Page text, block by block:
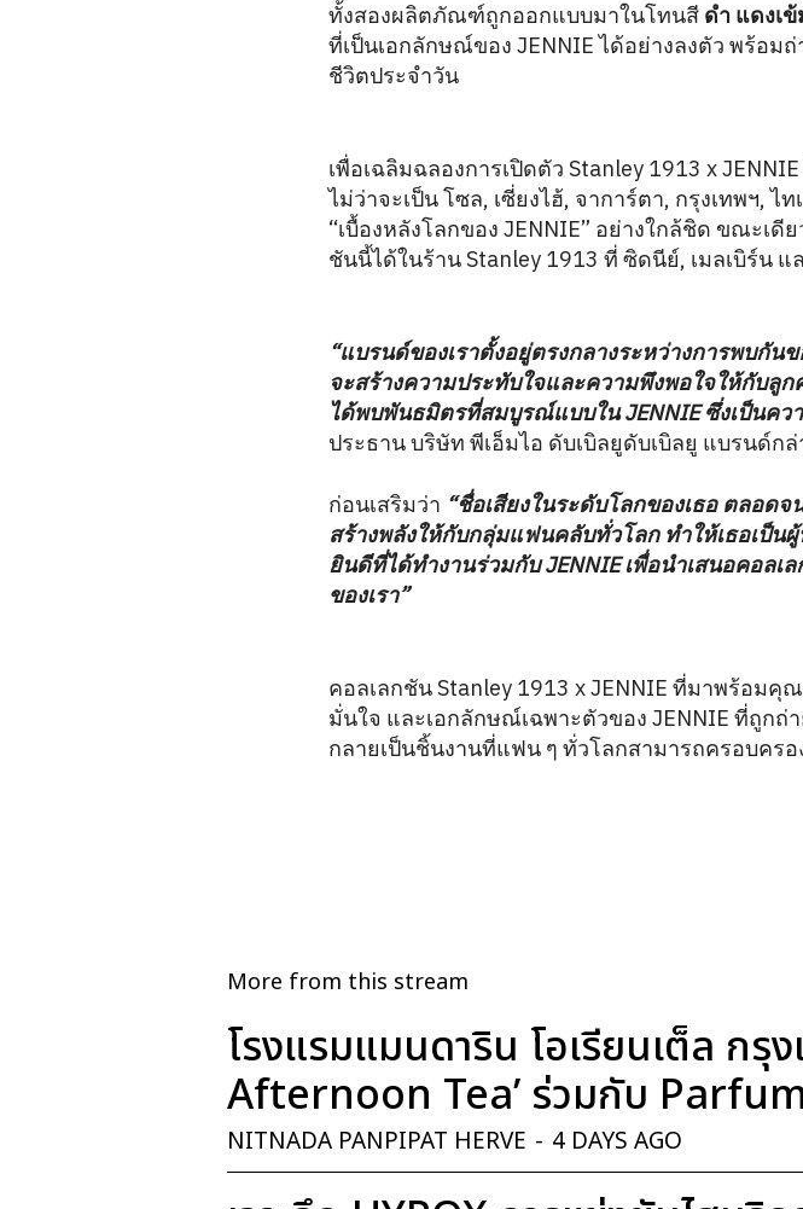
ทั้งสองผลิตภัณฑ์ถูกออกแบบมาในโทนสี ดำ แดงเ
ที่เป็นเอกลักษณ์ของ JENNIE ได้อย่างลงตัว พร้อม
ชีวิตประจำวัน
เพื่อเฉลิมฉลองการเปิดตัว Stanley 1913 x
ไม่ว่าจะเป็น โซล, เซี่ยงไฮ้, จาการ์ตา, กรุงเทพฯ,
“เบื้องหลังโลกของ JENNIE” อย่างใกล้ชิด ขณะเ
ชันนี้ได้ในร้าน Stanley 1913 ที่ ซิดนีย์, เมลเบิร์น แ
“แบรนด์ของเราตั้งอยู่ตรงกลางระหว่างการพบกั
จะสร้างความประทับใจและความพึงพอใจให้กับลู
ได้พบพันธมิตรที่สมบูรณ์แบบใน JENNIE ซึ่งเป็นค
ประธาน บริษัท พีเอ็มไอ ดับเบิลยูดับเบิลยู แบรนด์กล่
ก่อนเสริมว่า “ชื่อเสียงในระดับโลกของเธอ ตลอด
สร้างพลังให้กับกลุ่มแฟนคลับทั่วโลก ทำให้เธอเป็
ยินดีที่ได้ทำงานร่วมกับ JENNIE เพื่อนำเสนอคอล
ของเรา”
คอลเลกชัน Stanley 1913 x JENNIE ที่มาพร้อม
มั่นใจ และเอกลักษณ์เฉพาะตัวของ JENNIE ที่ถูก
กลายเป็นชิ้นงานที่แฟน ๆ ทั่วโลกสามารถครอบคร
More from this stream
โรงแรมแมนดาริน โอเรียนเต็ล ก
Afternoon Tea’ ร่วมกับ
NITNADA PANPIPAT HERVE - 4 DAYS AGO